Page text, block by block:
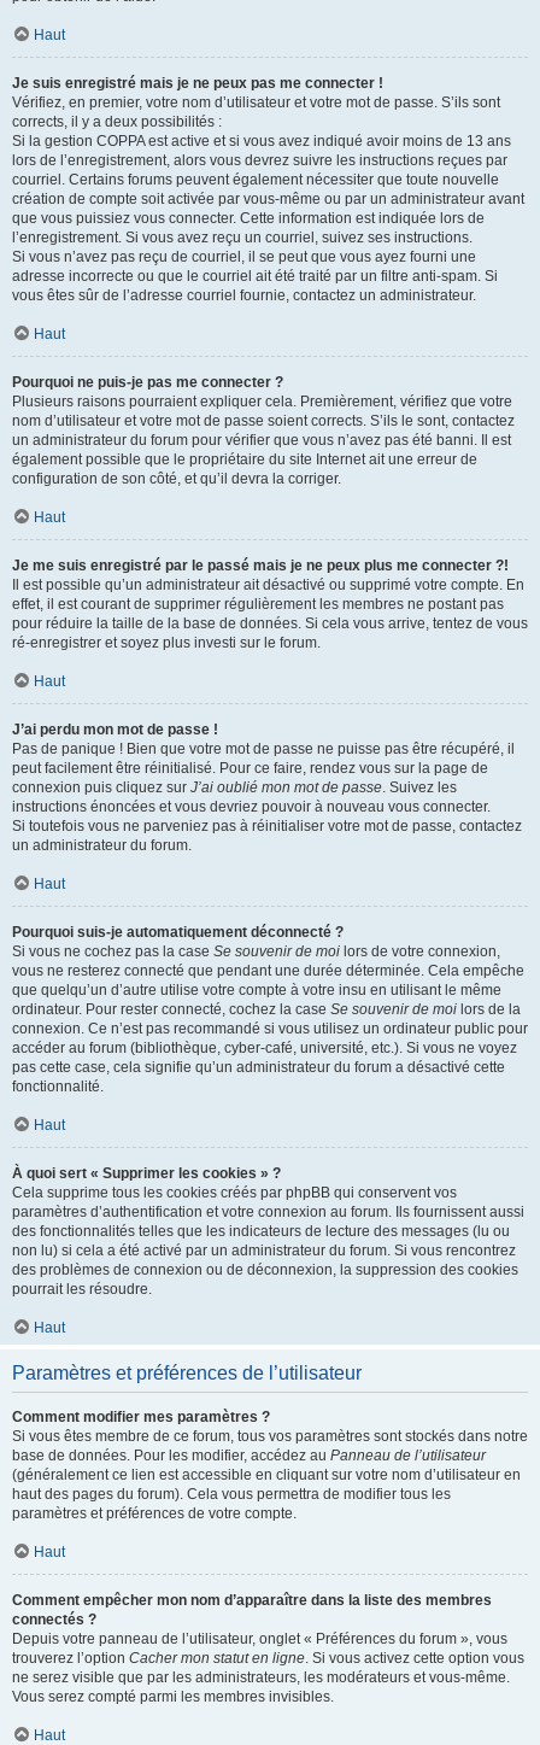
Haut
Je suis enregistré mais je ne peux pas me connecter !
Vérifiez, en premier, votre nom d’utilisateur et votre mot de passe. S’ils sont
corrects, il y a deux possibilités :
Si la gestion COPPA est active et si vous avez indiqué avoir moins de 13 ans
lors de l’enregistrement, alors vous devrez suivre les instructions reçues par
courriel. Certains forums peuvent également nécessiter que toute nouvelle
création de compte soit activée par vous-même ou par un administrateur avant
que vous puissiez vous connecter. Cette information est indiquée lors de
l’enregistrement. Si vous avez reçu un courriel, suivez ses instructions.
Si vous n’avez pas reçu de courriel, il se peut que vous ayez fourni une
adresse incorrecte ou que le courriel ait été traité par un filtre anti-spam. Si
vous êtes sûr de l’adresse courriel fournie, contactez un administrateur.
Haut
Pourquoi ne puis-je pas me connecter ?
Plusieurs raisons pourraient expliquer cela. Premièrement, vérifiez que votre
nom d’utilisateur et votre mot de passe soient corrects. S’ils le sont, contactez
un administrateur du forum pour vérifier que vous n’avez pas été banni. Il est
également possible que le propriétaire du site Internet ait une erreur de
configuration de son côté, et qu’il devra la corriger.
Haut
Je me suis enregistré par le passé mais je ne peux plus me connecter ?!
Il est possible qu’un administrateur ait désactivé ou supprimé votre compte. En
effet, il est courant de supprimer régulièrement les membres ne postant pas
pour réduire la taille de la base de données. Si cela vous arrive, tentez de vous
ré-enregistrer et soyez plus investi sur le forum.
Haut
J’ai perdu mon mot de passe !
Pas de panique ! Bien que votre mot de passe ne puisse pas être récupéré, il
peut facilement être réinitialisé. Pour ce faire, rendez vous sur la page de
connexion puis cliquez sur J’ai oublié mon mot de passe. Suivez les
instructions énoncées et vous devriez pouvoir à nouveau vous connecter.
Si toutefois vous ne parveniez pas à réinitialiser votre mot de passe, contactez
un administrateur du forum.
Haut
Pourquoi suis-je automatiquement déconnecté ?
Si vous ne cochez pas la case Se souvenir de moi lors de votre connexion,
vous ne resterez connecté que pendant une durée déterminée. Cela empêche
que quelqu’un d’autre utilise votre compte à votre insu en utilisant le même
ordinateur. Pour rester connecté, cochez la case Se souvenir de moi lors de la
connexion. Ce n’est pas recommandé si vous utilisez un ordinateur public pour
accéder au forum (bibliothèque, cyber-café, université, etc.). Si vous ne voyez
pas cette case, cela signifie qu’un administrateur du forum a désactivé cette
fonctionnalité.
Haut
À quoi sert « Supprimer les cookies » ?
Cela supprime tous les cookies créés par phpBB qui conservent vos
paramètres d’authentification et votre connexion au forum. Ils fournissent aussi
des fonctionnalités telles que les indicateurs de lecture des messages (lu ou
non lu) si cela a été activé par un administrateur du forum. Si vous rencontrez
des problèmes de connexion ou de déconnexion, la suppression des cookies
pourrait les résoudre.
Haut
Paramètres et préférences de l’utilisateur
Comment modifier mes paramètres ?
Si vous êtes membre de ce forum, tous vos paramètres sont stockés dans notre
base de données. Pour les modifier, accédez au Panneau de l’utilisateur
(généralement ce lien est accessible en cliquant sur votre nom d’utilisateur en
haut des pages du forum). Cela vous permettra de modifier tous les
paramètres et préférences de votre compte.
Haut
Comment empêcher mon nom d’apparaître dans la liste des membres
connectés ?
Depuis votre panneau de l’utilisateur, onglet « Préférences du forum », vous
trouverez l’option Cacher mon statut en ligne. Si vous activez cette option vous
ne serez visible que par les administrateurs, les modérateurs et vous-même.
Vous serez compté parmi les membres invisibles.
Haut